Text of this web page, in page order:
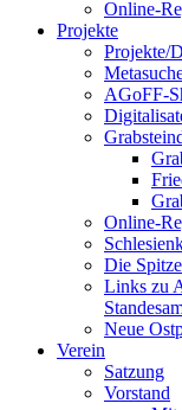
Online-
Projekte
Projekte/
AGoFF-
Online-
Die
Links zu
Neue
Verein
Satzung
Vorstand